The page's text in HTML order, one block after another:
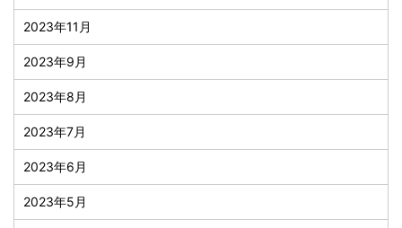
2023年11月
2023年9月
2023年8月
2023年7月
2023年6月
2023年5月